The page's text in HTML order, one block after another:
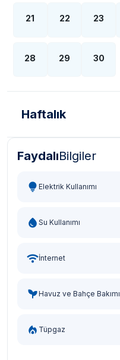
21 22 23
28 29 30
Haftalık
Türk Lirası - TL
FaydalıBilgiler
Elektrik Kullanımı
Su Kullanımı
İnternet
Havuz ve Bahçe Bakımı
Tüpgaz